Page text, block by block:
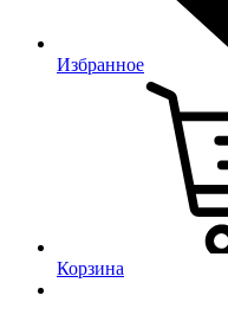
Избранное
Корзина